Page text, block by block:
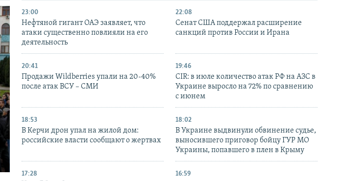
23:00
Нефтяной гигант ОАЭ заявляет, что
атаки существенно повлияли на его
деятельность
22:08
Сенат США поддержал расширение
санкций против России и Ирана
20:41
Продажи Wildberries упали на 20-40%
после атак ВСУ – СМИ
19:46
CIR: в июле количество атак РФ на АЗС в
Украине выросло на 72% по сравнению
с июнем
18:53
В Керчи дрон упал на жилой дом:
российские власти сообщают о жертвах
18:02
В Украине выдвинули обвинение судье,
выносившего приговор бойцу ГУР МО
Украины, попавшего в плен в Крыму
17:28 16:59